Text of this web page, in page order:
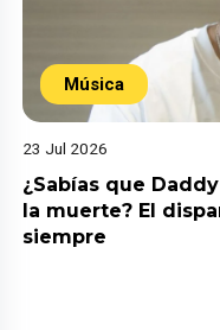
Música
23 Jul 2026
¿Sabías que
la muerte? El
siempre